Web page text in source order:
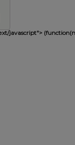
javascript">